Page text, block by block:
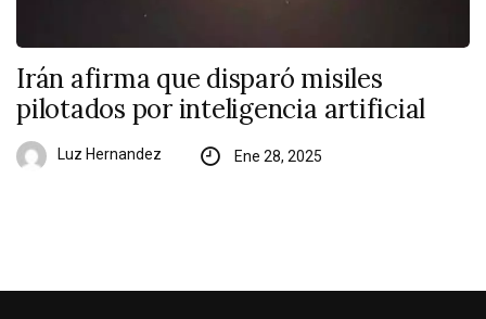
Irán afirma que disparó misiles
pilotados por inteligencia artificial
Luz Hernandez Ene 28, 2025